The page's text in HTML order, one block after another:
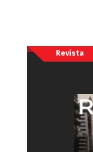
Revista